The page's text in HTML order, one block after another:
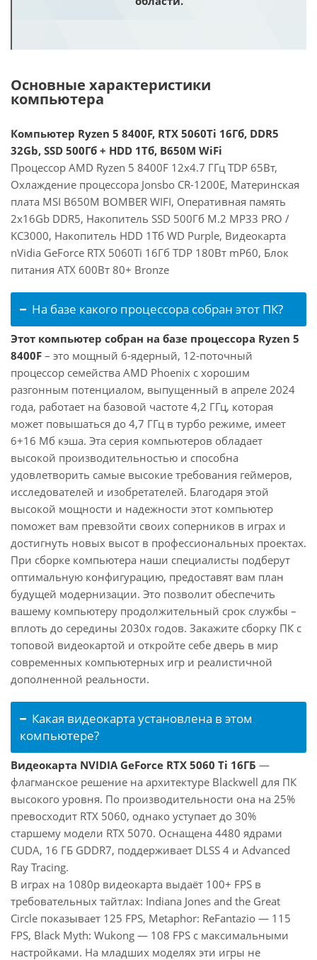
Основные характеристики
компьютера
Компьютер Ryzen 5 8400F, RTX 5060Ti 16Гб, DDR5
32Gb, SSD 500Гб + HDD 1Тб, B650M WiFi
Процессор AMD Ryzen 5 8400F 12x4.7 ГГц TDP 65Вт,
Охлаждение процессора Jonsbo CR-1200E, Материнская
плата MSI B650M BOMBER WIFI, Оперативная память
2x16Gb DDR5, Накопитель SSD 500Гб M.2 MP33 PRO /
KC3000, Накопитель HDD 1Тб WD Purple, Видеокарта
nVidia GeForce RTX 5060Ti 16Гб TDP 180Вт mP60, Блок
питания ATX 600Вт 80+ Bronze
На базе какого процессора собран этот ПК?
Этот компьютер собран на базе процессора Ryzen 5
8400F – это мощный 6-ядерный, 12-поточный
процессор семейства AMD Phoenix с хорошим
разгонным потенциалом, выпущенный в апреле 2024
года, работает на базовой частоте 4,2 ГГц, которая
может повышаться до 4,7 ГГц в турбо режиме, имеет
6+16 Мб кэша. Эта серия компьютеров обладает
высокой производительностью и способна
удовлетворить самые высокие требования геймеров,
исследователей и изобретателей. Благодаря этой
высокой мощности и надежности этот компьютер
поможет вам превзойти своих соперников в играх и
достигнуть новых высот в профессиональных проектах.
При сборке компьютера наши специалисты подберут
оптимальную конфигурацию, предоставят вам план
будущей модернизации. Это позволит обеспечить
вашему компьютеру продолжительный срок службы –
вплоть до середины 2030х годов. Закажите сборку ПК с
топовой видеокартой и откройте себе дверь в мир
современных компьютерных игр и реалистичной
дополненной реальности.
Какая видеокарта установлена в этом
компьютере?
Видеокарта NVIDIA GeForce RTX 5060 Ti 16ГБ —
флагманское решение на архитектуре Blackwell для ПК
высокого уровня. По производительности она на 25%
превосходит RTX 5060, однако уступает до 30%
старшему модели RTX 5070. Оснащена 4480 ядрами
CUDA, 16 ГБ GDDR7, поддерживает DLSS 4 и Advanced
Ray Tracing.
В играх на 1080p видеокарта выдаёт 100+ FPS в
требовательных тайтлах: Indiana Jones and the Great
Circle показывает 125 FPS, Metaphor: ReFantazio — 115
FPS, Black Myth: Wukong — 108 FPS с максимальными
настройками. На младших моделях эти игры не